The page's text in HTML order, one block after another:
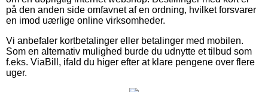
på den anden side omfavnet af en ordning, hvilket forsvarer
en imod uærlige online virksomheder.
Vi anbefaler kortbetalinger eller betalinger med mobilen.
Som en alternativ mulighed burde du udnytte et tilbud som
f.eks. ViaBill, ifald du higer efter at klare pengene over flere
uger.